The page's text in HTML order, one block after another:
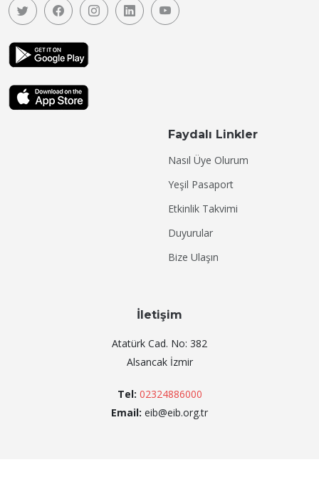
Faydalı Linkler
Nasıl Üye Olurum
Yeşil Pasaport
Etkinlik Takvimi
Duyurular
Bize Ulaşın
İletişim
Atatürk Cad. No: 382
Alsancak İzmir
Tel: 02324886000
Email: eib@eib.org.tr